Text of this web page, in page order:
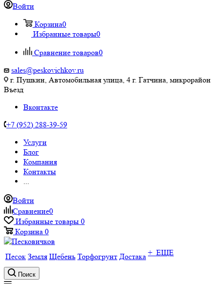
Войти
Корзина0
Избранные товары0
Сравнение товаров0
sales@peskovichkov.ru
г. Пушкин, Автомобильная улица, 4 г. Гатчина, микрорайон
Въезд
Вконтакте
+7 (952) 288-39-59
Услуги
Блог
Компания
Контакты
...
Войти
Сравнение0
Избранные товары 0
Корзина 0
Песок Земля Щебень Торфогрунт Достака + ЕЩЕ
Поиск